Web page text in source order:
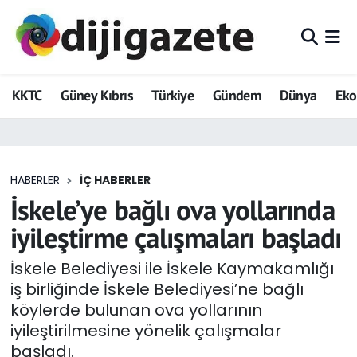
KKTC Güney Kıbrıs Türkiye Gündem Dünya
HABERLER İÇ HABERLER
İskele’ye bağlı ova yollarında
iyileştirme çalışmaları başladı
İskele Belediyesi ile İskele Kaymakamlığı
iş birliğinde İskele Belediyesi’ne bağlı
köylerde bulunan ova yollarının
iyileştirilmesine yönelik çalışmalar
başladı.
ADVERTORIAL
Dijigazete
Eğitim
Ekonomi
Foto Galeri
GEZİ
Güncel
Hava Durumu
Trafik Durumu
Tüm Manşetler
Son Dakika Haberleri
Haber Arşivi